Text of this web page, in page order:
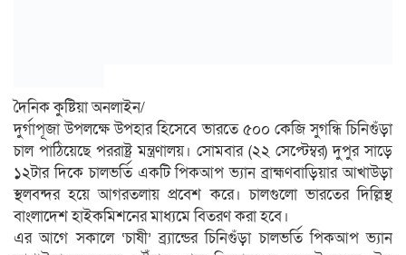
দৈনিক কুষ্টিয়া অনলাইন/
দুর্গাপূজা উপলক্ষে উপহার হিসেবে ভারতে ৫০০ কেজি সুগন্ধি চিনিগুঁড়া
চাল পাঠিয়েছে পররাষ্ট্র মন্ত্রণালয়। সোমবার (২২ সেপ্টেম্বর) দুপুর সাড়ে
১২টার দিকে চালভর্তি একটি পিকআপ ভ্যান ব্রাহ্মণবাড়িয়ার আখাউড়া
স্থলবন্দর হয়ে আগরতলায় প্রবেশ করে। চালগুলো ভারতের দিল্লিস্থ
বাংলাদেশ হাইকমিশনের মাধ্যমে বিতরণ করা হবে।
এর আগে সকালে ‘চাষী’ ব্র্যান্ডের চিনিগুঁড়া চালভর্তি পিকআপ ভ্যান